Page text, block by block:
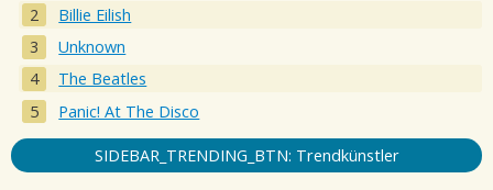
Billie Eilish
Unknown
The Beatles
Panic! At The Disco
SIDEBAR_TRENDING_BTN: Trendkünstler